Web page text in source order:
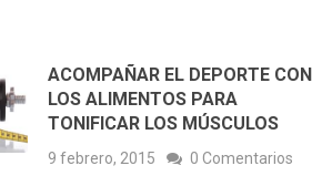
ACOMPAÑAR EL DEPORTE CON
LOS ALIMENTOS PARA
TONIFICAR LOS MÚSCULOS
9 febrero, 2015 0 Comentarios